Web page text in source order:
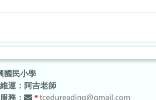
國民小學
運：阿吉老師
：
*